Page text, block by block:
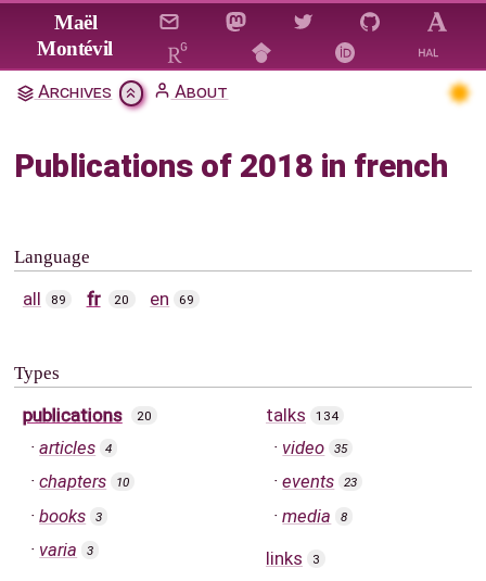
Jump to main content
Maël
Montévil
Archives About
Publications of 2018 in french
Language
all 89 fr 20 en 69
Types
publications 20
articles 4
chapters 10
books 3
varia 3
talks 134
video 35
events 23
media 8
links 3